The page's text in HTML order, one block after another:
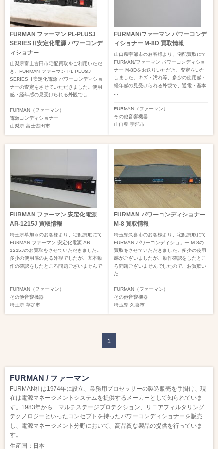
FURMAN ファーマン PL-PLUSJ
SERIESⅡ安定化電源 パワーコンデ
ィショナー
山梨県富士吉田市宅配買取をご利用いただ
き、FURMAN ファーマン PL-PLUSJ
SERIESⅡ安定化電源 パワーコンディショ
ナーの査定をさせていただきました。使用
感・経年感の見受けられる外観でし ...
FURMAN（ファーマン）
電源コンディショナー
山梨県 富士吉田市
FURMAN/ファーマン パワーコンデ
ィショナー M-8D 買取情報
山口県宇部市のお客様より、宅配買取にて
FURMAN/ファーマン パワーコンディショ
ナー M-8Dをお送りいただき、査定をいた
しました。キズ・汚れ等、多少の使用感・
経年感の見受けられる外観で、通電・基本
FURMAN（ファーマン）
その他音響機器
山口県 宇部市
FURMAN ファーマン 安定化電源
AR-1215J 買取情報
埼玉県草加市のお客様より、宅配買取にて
FURMAN ファーマン 安定化電源 AR-
1215Jのお買取をさせていただきました。
多少の使用感のある外観でしたが、基本動
作の確認をしたところ問題ございませんで
FURMAN（ファーマン）
その他音響機器
埼玉県 草加市
FURMAN パワーコンディショナー
M-8 買取情報
埼玉県久喜市のお客様より、宅配買取にて
FURMAN パワーコンディショナー M-8の
買取をさせていただきました。多少の使用
感がございましたが、動作確認をしたとこ
ろ問題ございませんでしたので、お買取い
た ...
FURMAN（ファーマン）
その他音響機器
埼玉県 久喜市
1
FURMAN / ファーマン
FURMAN社は1974年に設立、業務用プロセッサーの製造販売を手掛け、現
在は電源マネージメントシステムを提供するメーカーとして知られていま
す。1983年から、マルチステージプロテクション、リニアフィルタリング
テクノロジーといったコンセプトを持ったパワーコンディショナーを販売
し、電源マネージメント分野において、高品質な製品の提供を行っていま
す。
生産国：日本